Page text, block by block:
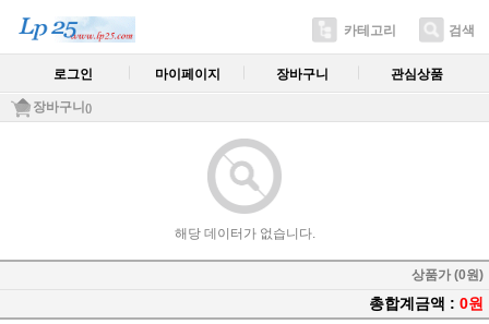
카테고리 검색
로그인 마이페이지 장바구니 관심상품
장바구니 ()
해당 데이터가 없습니다.
상품가 (0원)
총합계금액 : 0원